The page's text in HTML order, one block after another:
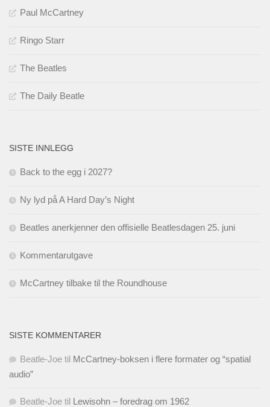
Paul McCartney
Ringo Starr
The Beatles
The Daily Beatle
SISTE INNLEGG
Back to the egg i 2027?
Ny lyd på A Hard Day’s Night
Beatles anerkjenner den offisielle Beatlesdagen 25. juni
Kommentarutgave
McCartney tilbake til the Roundhouse
SISTE KOMMENTARER
Beatle-Joe til McCartney-boksen i flere formater og “spatial
audio”
Beatle-Joe til Lewisohn – foredrag om 1962